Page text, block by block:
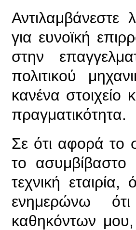
Αντιλαμβάνεστε
για ευνοϊκή
στην
πολιτικού
κανένα στοιχείο
πραγματικότητα.
Σε ότι αφορά το
το
τεχνική
ενημερώνω
καθηκόντων